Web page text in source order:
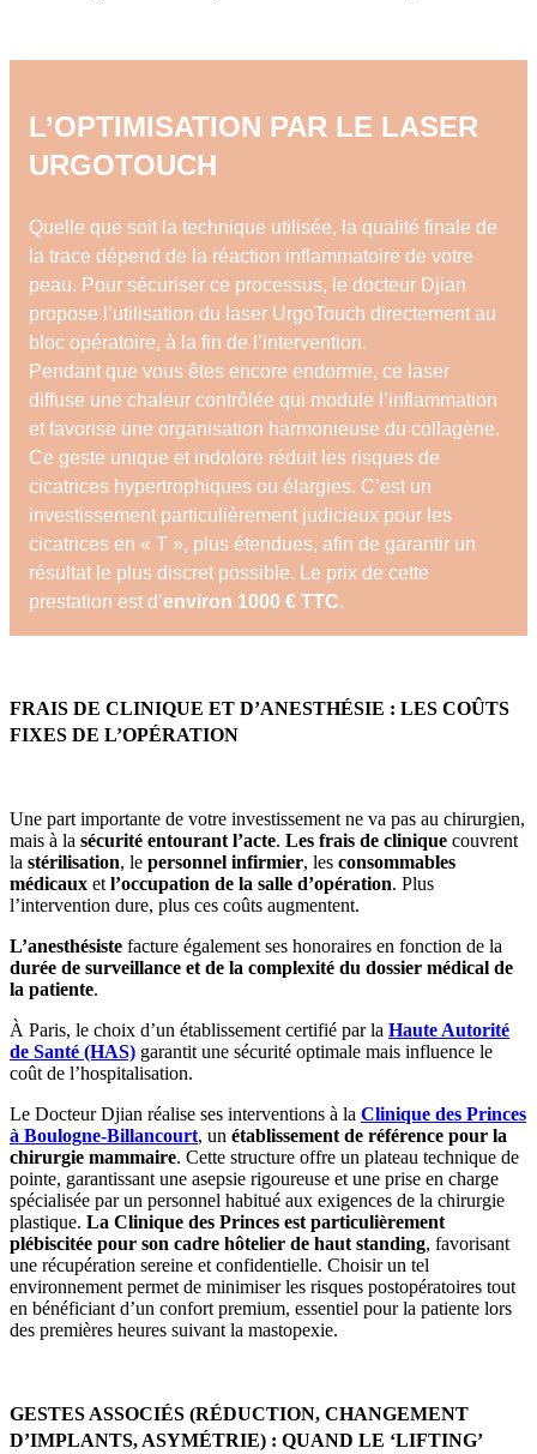
L’OPTIMISATION PAR LE LASER
URGOTOUCH
Quelle que soit la technique utilisée, la qualité finale de
la trace dépend de la réaction inflammatoire de votre
peau. Pour sécuriser ce processus, le docteur Djian
propose l’utilisation du laser UrgoTouch directement au
bloc opératoire, à la fin de l’intervention.
Pendant que vous êtes encore endormie, ce laser
diffuse une chaleur contrôlée qui module l’inflammation
et favorise une organisation harmonieuse du collagène.
Ce geste unique et indolore réduit les risques de
cicatrices hypertrophiques ou élargies. C’est un
investissement particulièrement judicieux pour les
cicatrices en « T », plus étendues, afin de garantir un
résultat le plus discret possible. Le prix de cette
prestation est d’environ 1000 € TTC.
FRAIS DE CLINIQUE ET D’ANESTHÉSIE : LES COÛTS
FIXES DE L’OPÉRATION
Une part importante de votre investissement ne va pas au chirurgien,
mais à la sécurité entourant l’acte. Les frais de clinique couvrent
la stérilisation, le personnel infirmier, les consommables
médicaux et l’occupation de la salle d’opération. Plus
l’intervention dure, plus ces coûts augmentent.
L’anesthésiste facture également ses honoraires en fonction de la
durée de surveillance et de la complexité du dossier médical de
la patiente.
À Paris, le choix d’un établissement certifié par la Haute Autorité
de Santé (HAS) garantit une sécurité optimale mais influence le
coût de l’hospitalisation.
Le Docteur Djian réalise ses interventions à la Clinique des Princes
à Boulogne-Billancourt, un établissement de référence pour la
chirurgie mammaire. Cette structure offre un plateau technique de
pointe, garantissant une asepsie rigoureuse et une prise en charge
spécialisée par un personnel habitué aux exigences de la chirurgie
plastique. La Clinique des Princes est particulièrement
plébiscitée pour son cadre hôtelier de haut standing, favorisant
une récupération sereine et confidentielle. Choisir un tel
environnement permet de minimiser les risques postopératoires tout
en bénéficiant d’un confort premium, essentiel pour la patiente lors
des premières heures suivant la mastopexie.
GESTES ASSOCIÉS (RÉDUCTION, CHANGEMENT
D’IMPLANTS, ASYMÉTRIE) : QUAND LE ‘LIFTING’